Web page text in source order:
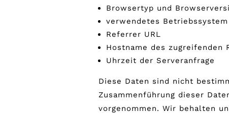
Browsertyp und
verwendetes Betriebssystem
Referrer URL
Hostname des zugreifenden
Uhrzeit der Serveranfrage
Diese Daten sind nicht
Zusammenführung dieser
vorgenommen. Wir behalten